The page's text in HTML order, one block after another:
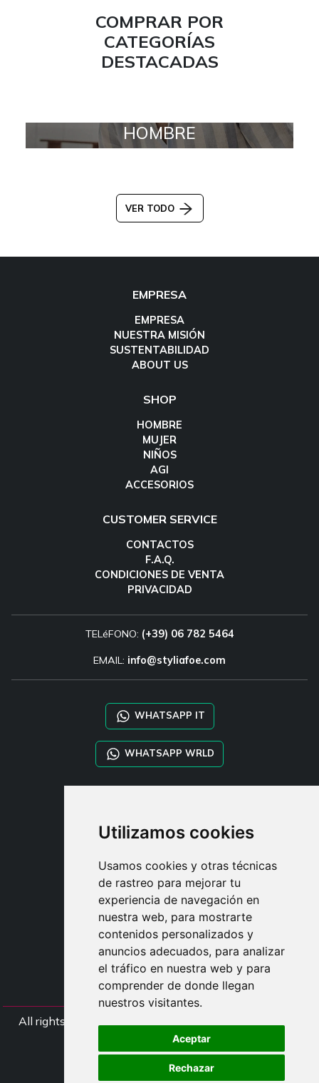
Utilizamos cookies
Usamos cookies y otras técnicas
de rastreo para mejorar tu
experiencia de navegación en
nuestra web, para mostrarte
contenidos personalizados y
anuncios adecuados, para analizar
el tráfico en nuestra web y para
comprender de donde llegan
nuestros visitantes.
Aceptar
Rechazar
COMPRAR POR
CATEGORÍAS
DESTACADAS
HOMBRE
VER TODO
EMPRESA
EMPRESA
NUESTRA MISIÓN
SUSTENTABILIDAD
ABOUT US
SHOP
HOMBRE
MUJER
NIÑOS
AGI
ACCESORIOS
CUSTOMER SERVICE
CONTACTOS
F.A.Q.
CONDICIONES DE VENTA
PRIVACIDAD
TELéFONO: (+39) 06 782 5464
EMAIL: info@styliafoe.com
WHATSAPP IT
WHATSAPP WRLD
TAYLOR MADE ORDERS
USUARIO
REGÍSTRATE
ACCEDER
CESTA
All rights Styliafoe s.r.l. © 2025 - NIF IT15015641002
Síganos